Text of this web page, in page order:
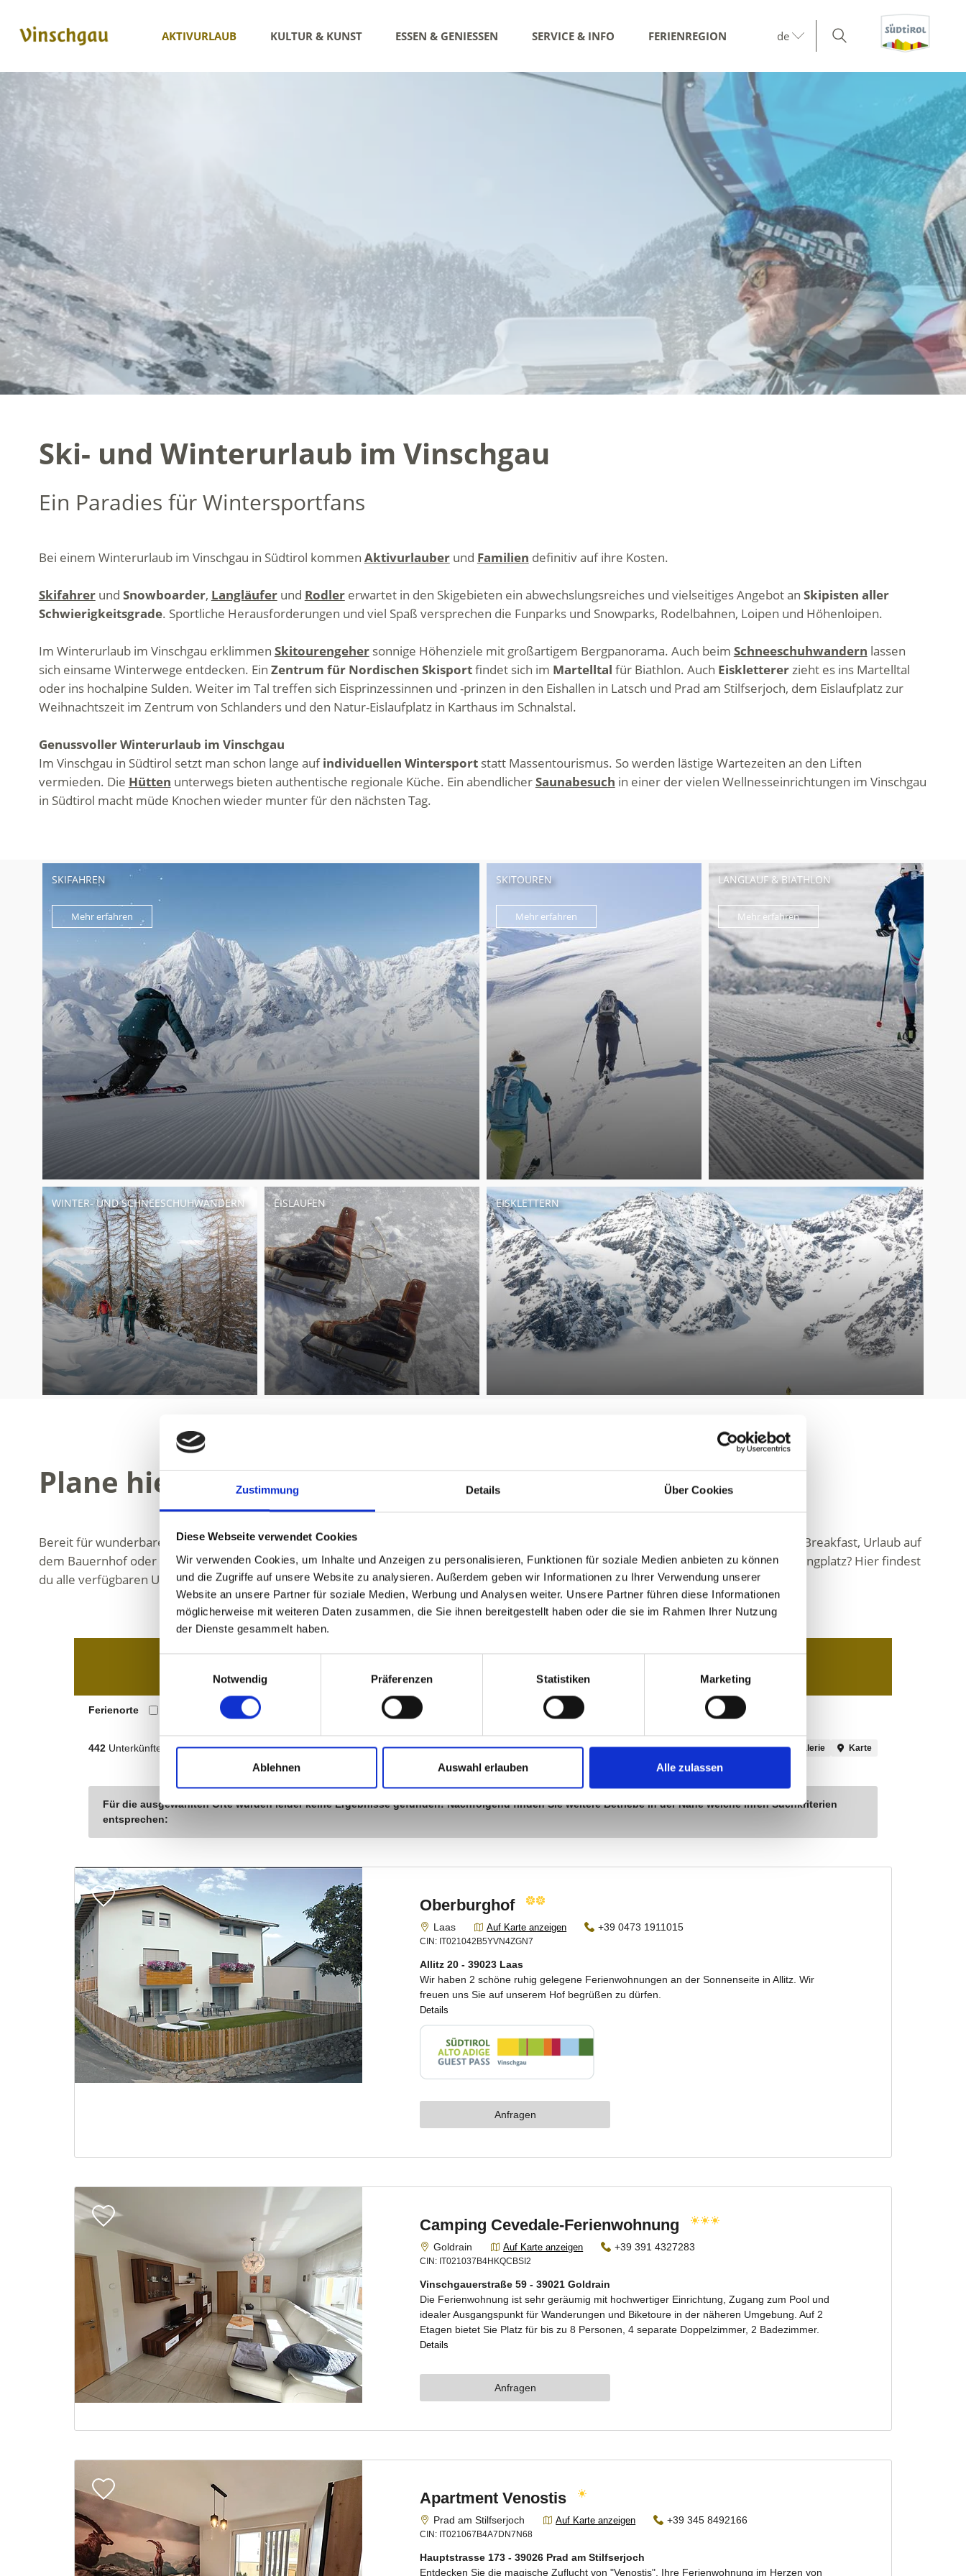
Zustimmung Details Über Cookies
Diese Webseite verwendet Cookies
Wir verwenden Cookies, um Inhalte und Anzeigen zu personalisieren, Funktionen für soziale Medien anbieten zu können
und die Zugriffe auf unsere Website zu analysieren. Außerdem geben wir Informationen zu Ihrer Verwendung unserer
Website an unsere Partner für soziale Medien, Werbung und Analysen weiter. Unsere Partner führen diese Informationen
möglicherweise mit weiteren Daten zusammen, die Sie ihnen bereitgestellt haben oder die sie im Rahmen Ihrer Nutzung
der Dienste gesammelt haben.
Notwendig
Präferenzen Statistiken Marketing
Ablehnen Auswahl erlauben Alle zulassen
AKTIVURLAUB KULTUR & KUNST ESSEN & GENIESSEN SERVICE & INFO FERIENREGION de
Ski- und Winterurlaub im Vinschgau
Ein Paradies für Wintersportfans
Bei einem Winterurlaub im Vinschgau in Südtirol kommen Aktivurlauberund Familien definitiv auf ihre Kosten.
Skifahrer und Snowboarder, Langläuferund Rodlererwartet in den Skigebieten ein abwechslungsreiches und vielseitiges Angebot an Skipisten aller
Schwierigkeitsgrade. Sportliche Herausforderungen und viel Spaß versprechen die Funparks und Snowparks, Rodelbahnen, Loipen und Höhenloipen.
Im Winterurlaub im Vinschgau erklimmen Skitourengehersonnige Höhenziele mit großartigem Bergpanorama. Auch beim Schneeschuhwandern lassen
sich einsame Winterwege entdecken. Ein Zentrum für Nordischen Skisportfindet sich im Martelltal für Biathlon. Auch Eisklettererzieht es ins Martelltal
oder ins hochalpine Sulden. Weiter im Tal treffen sich Eisprinzessinnen und -prinzen in den Eishallen in Latsch und Prad am Stilfserjoch, dem Eislaufplatz zur
Weihnachtszeit im Zentrum von Schlanders und den Natur-Eislaufplatz in Karthaus im Schnalstal.
Genussvoller Winterurlaub im Vinschgau
Im Vinschgau in Südtirol setzt man schon lange aufindividuellen Wintersportstatt Massentourismus. So werden lästige Wartezeiten an den Liften
vermieden. Die Hütten unterwegs bieten authentische regionale Küche. Ein abendlicherSaunabesuch in einer der vielen Wellnesseinrichtungen im Vinschgau
in Südtirol macht müde Knochen wieder munter für den nächsten Tag.
SKIFAHREN
Mehr erfahren
SKITOUREN
Mehr erfahren
LANGLAUF & BIATHLON
Mehr erfahren
WINTER- UND SCHNEESCHUHWANDERN EISLAUFEN EISKLETTERN
Plane hier deinen Urlaub im Vinschgau
Bereit für wunderbare Bergtage? Dann brauchst du nur noch die passende Unterkunft im Vinschgau zu wählen. Ob Hotel, Pension, Bed & Breakfast, Urlaub auf
dem Bauernhof oder lieber mehr Unabhängigkeit in einem Appartement, einer Ferienwohnung, einem Ferienhaus oder auf einem Campingplatz? Hier findest
du alle verfügbaren Unterkünfte für deinen Urlaub in Südtirol!